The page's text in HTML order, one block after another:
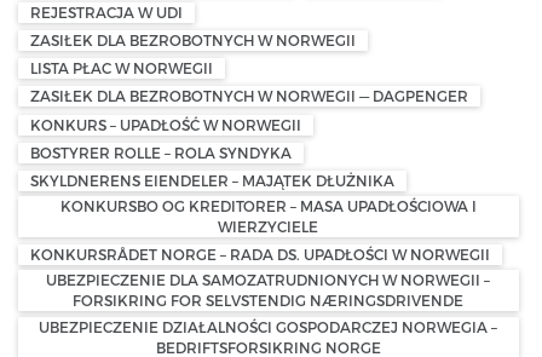
REJESTRACJA W UDI
ZASIŁEK DLA BEZROBOTNYCH W NORWEGII
LISTA PŁAC W NORWEGII
ZASIŁEK DLA BEZROBOTNYCH W NORWEGII — DAGPENGER
KONKURS – UPADŁOŚĆ W NORWEGII
BOSTYRER ROLLE – ROLA SYNDYKA
SKYLDNERENS EIENDELER – MAJĄTEK DŁUŻNIKA
KONKURSBO OG KREDITORER – MASA UPADŁOŚCIOWA I
WIERZYCIELE
KONKURSRÅDET NORGE – RADA DS. UPADŁOŚCI W NORWEGII
UBEZPIECZENIE DLA SAMOZATRUDNIONYCH W NORWEGII –
FORSIKRING FOR SELVSTENDIG NÆRINGSDRIVENDE
UBEZPIECZENIE DZIAŁALNOŚCI GOSPODARCZEJ NORWEGIA –
BEDRIFTSFORSIKRING NORGE